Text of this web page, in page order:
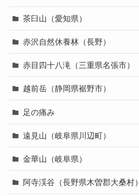
茶臼山（愛知県）
赤沢自然休養林（長野）
赤目四十八滝（三重県名張市）
越前岳（静岡県裾野市）
足の痛み
遠見山（岐阜県川辺町）
金華山（岐阜県）
阿寺渓谷（長野県木曽郡大桑村）